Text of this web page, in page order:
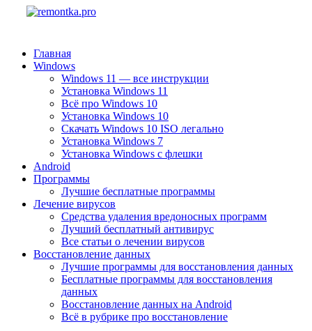
Главная
Windows
Windows 11 — все инструкции
Установка Windows 11
Всё про Windows 10
Установка Windows 10
Скачать Windows 10 ISO легально
Установка Windows 7
Установка Windows с флешки
Android
Программы
Лучшие бесплатные программы
Лечение вирусов
Средства удаления вредоносных программ
Лучший бесплатный антивирус
Все статьи о лечении вирусов
Восстановление данных
Лучшие программы для восстановления данных
Бесплатные программы для восстановления
данных
Восстановление данных на Android
Всё в рубрике про восстановление